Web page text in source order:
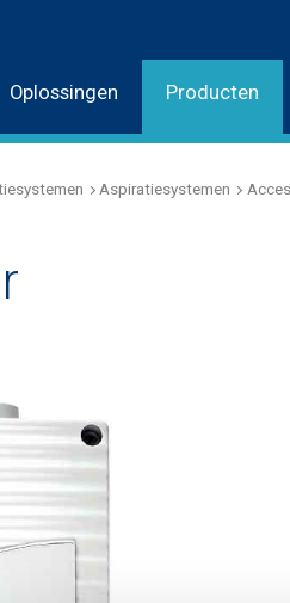
Oplossingen Producten
Aspiratiesystemen